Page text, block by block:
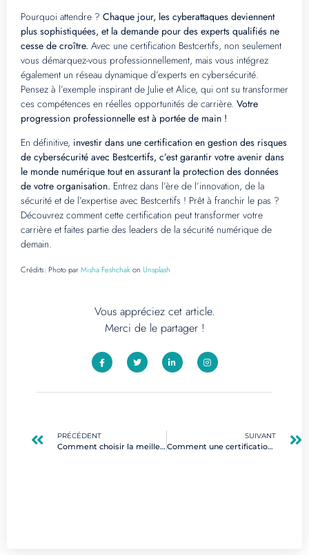
Pourquoi attendre ? Chaque jour, les cyberattaques deviennent
plus sophistiquées, et la demande pour des experts qualifiés ne
cesse de croître. Avec une certification Bestcertifs, non seulement
vous démarquez-vous professionnellement, mais vous intégrez
également un réseau dynamique d’experts en cybersécurité.
Pensez à l’exemple inspirant de Julie et Alice, qui ont su transformer
ces compétences en réelles opportunités de carrière. Votre
progression professionnelle est à portée de main !
En définitive, investir dans une certification en gestion des risques
de cybersécurité avec Bestcertifs, c’est garantir votre avenir dans
le monde numérique tout en assurant la protection des données
de votre organisation. Entrez dans l’ère de l’innovation, de la
sécurité et de l’expertise avec Bestcertifs ! Prêt à franchir le pas ?
Découvrez comment cette certification peut transformer votre
carrière et faites partie des leaders de la sécurité numérique de
demain.
Crédits: Photo parMisha Feshchakon Unsplash
Vous appréciez cet article.
Merci de le partager !
PRÉCÉDENT
Comment choisir la meilleure certification en gestion de projet pour votre carrière ?
SUIVANT
Comment une certification en cybersécurité booste-t-elle votre employabilité ?